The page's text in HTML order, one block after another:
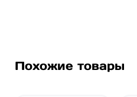
Похожие товары